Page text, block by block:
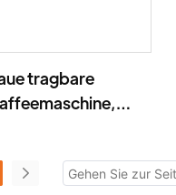
tragbare